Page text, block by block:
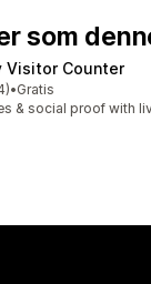
som
Visitor Counter
omtaler
•Gratis
& social proof with